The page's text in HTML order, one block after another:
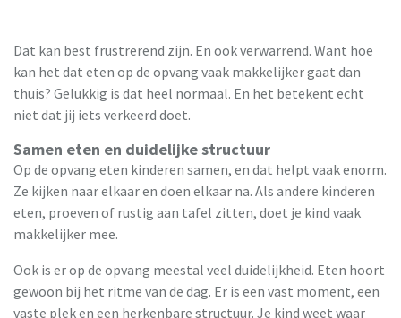
Dat kan best frustrerend zijn. En ook verwarrend. Want hoe
kan het dat eten op de opvang vaak makkelijker gaat dan
thuis? Gelukkig is dat heel normaal. En het betekent echt
niet dat jij iets verkeerd doet.
Samen eten en duidelijke structuur
Op de opvang eten kinderen samen, en dat helpt vaak enorm.
Ze kijken naar elkaar en doen elkaar na. Als andere kinderen
eten, proeven of rustig aan tafel zitten, doet je kind vaak
makkelijker mee.
Ook is er op de opvang meestal veel duidelijkheid. Eten hoort
gewoon bij het ritme van de dag. Er is een vast moment, een
vaste plek en een herkenbare structuur. Je kind weet waar